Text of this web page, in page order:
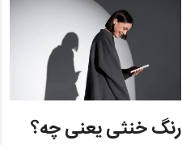
رنگ خنثی یعنی چه؟